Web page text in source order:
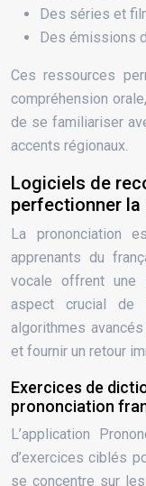
Des séries et
Des émissions
Ces ressources
compréhension
de se familiariser
accents régionaux.
Logiciels de
perfectionner
La prononciation
apprenants du
vocale offrent une
aspect crucial de
algorithmes
et fournir un retour
Exercices de
prononciation
L’application
d’exercices ciblés
se concentre sur